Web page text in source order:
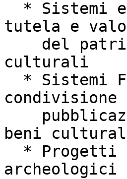
tutela e
culturali
condivisione
beni